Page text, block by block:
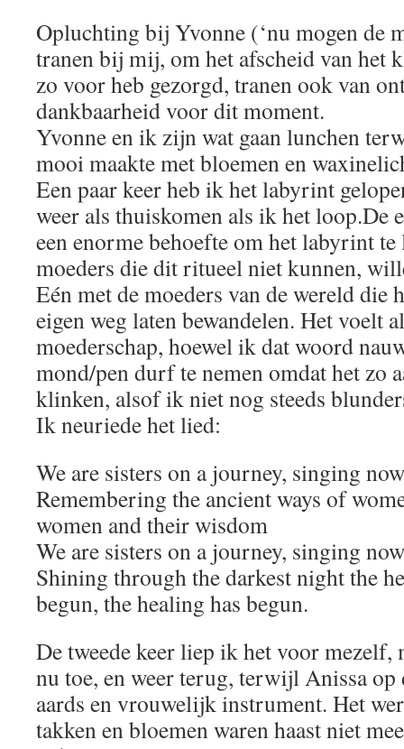
Opluchting bij Yvonne (‘nu mogen de
tranen bij mij, om het afscheid van het
zo voor heb gezorgd, tranen ook van
dankbaarheid voor dit moment.
Yvonne en ik zijn wat gaan lunchen
mooi maakte met bloemen en
Een paar keer heb ik het labyrint
weer als thuiskomen als ik het loop.De
een enorme behoefte om het labyrint
moeders die dit ritueel niet kunnen,
Eén met de moeders van de wereld die
eigen weg laten bewandelen. Het voelt
moederschap, hoewel ik dat woord
mond/pen durf te nemen omdat het zo
klinken, alsof ik niet nog steeds
Ik neuriede het lied:
We are sisters on a journey, singing
Remembering the ancient ways of
women and their wisdom
We are sisters on a journey, singing
Shining through the darkest night the
begun, the healing has begun.
De tweede keer liep ik het voor
nu toe, en weer terug, terwijl Anissa op
aards en vrouwelijk instrument. Het
takken en bloemen waren haast niet